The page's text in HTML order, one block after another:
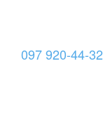
097 920-44-32